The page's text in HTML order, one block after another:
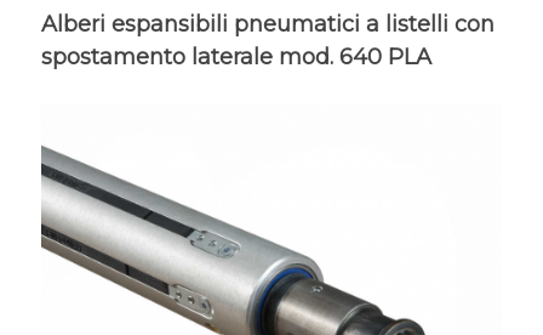
Alberi espansibili pneumatici a listelli con
spostamento laterale mod. 640 PLA